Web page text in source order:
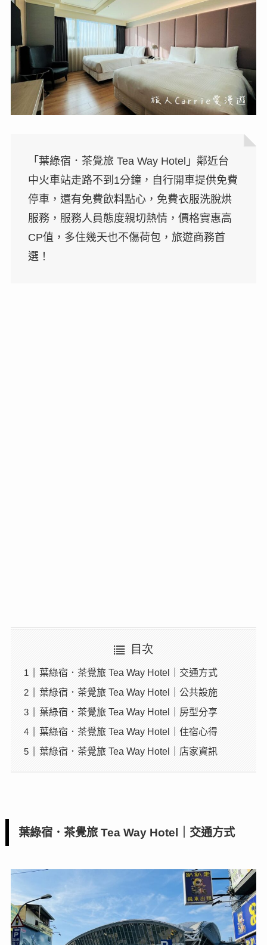
「葉綠宿．茶覺旅 Tea Way Hotel」鄰近台
中火車站走路不到1分鐘，自行開車提供免費
停車，還有免費飲料點心，免費衣服洗脫烘
服務，服務人員態度親切熱情，價格實惠高
CP值，多住幾天也不傷荷包，旅遊商務首
選！
目次
葉綠宿．茶覺旅 Tea Way Hotel｜交通方式
葉綠宿．茶覺旅 Tea Way Hotel｜公共設施
葉綠宿．茶覺旅 Tea Way Hotel｜房型分享
葉綠宿．茶覺旅 Tea Way Hotel｜住宿心得
葉綠宿．茶覺旅 Tea Way Hotel｜店家資訊
葉綠宿．茶覺旅 Tea Way Hotel｜交通方式